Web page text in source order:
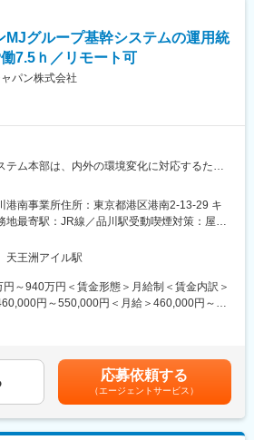
ェブサイト等）との連携開発・設定
標準メソドロジー作成・定着（主に
ステム）
の情報発信・広報活動
、copilot等を活用したアジャイルでの
やAIエージェント活用の事業部門との共創、
、社員教育等
生成AI（Agentforce、Copilot）領域の業務設
とした社内エンジニアを担当いただきます。
向、素養を踏まえ、ラインマネージャー（管
もに有り（ビジネス環境の把握、先進の技
MJグループ基幹システムの運用統
7.5ｈ／リモート可
パン株式会社
テム本部は、内外の環境変化に対応するた
新たな形へと変わりつつあります。
しいシステム運用のビジョンを描き、その実
ませんか。
待ちしています。
組織の体制整備および運用実務の推進リーダ
ブリッドクラウドへの環境変化に伴うシステ
活用した運用効率化、及び運用品質改善施策
港南事業所住所：東京都港区港南2-13-29 キ
地最寄駅：JR線／品川駅受動喫煙対策：屋内
：会社の定める事業所（リモートワーク含
天王洲アイル駅
円～940万円＜賃金形態＞月給制＜賃金内訳＞
円～550,000円＜月給＞460,000円～
選考を通じて上下する可能性があります。月
含めた表記です。
応募依頼する
（エージェントサービス）